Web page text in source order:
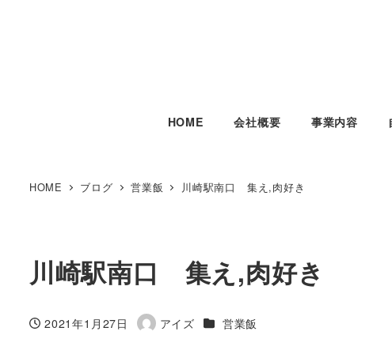
HOME 会社概要 事業内容
HOME ブログ 営業飯 川崎駅南口 集え,肉好き
川崎駅南口 集え,肉好き
投稿日
2021年1月27日
著
アイズ カテゴリー
営業飯